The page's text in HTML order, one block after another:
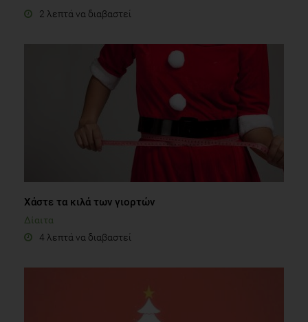
2 λεπτά να διαβαστεί
Χάστε τα κιλά των γιορτών
Δίαιτα
4 λεπτά να διαβαστεί